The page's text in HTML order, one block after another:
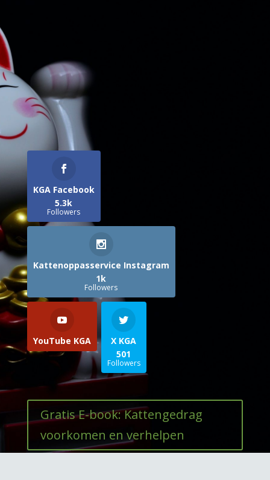
KGA Facebook
5.3k
Followers
Kattenoppasservice Instagram
1k
Followers
YouTube KGA
X KGA
501
Followers
Gratis E-book: Kattengedrag
voorkomen en verhelpen